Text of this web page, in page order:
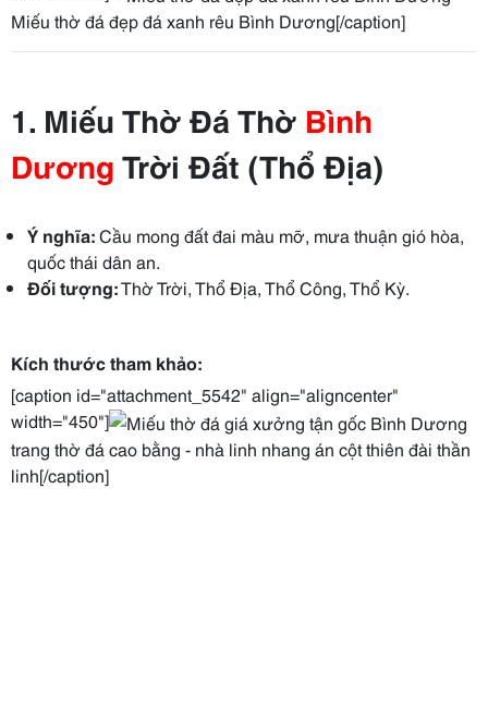
Miếu thờ đá đẹp đá xanh rêu Bình Dương[/caption]
1. Miếu Thờ Đá Thờ Bình
Dương Trời Đất (Thổ Địa)
Ý nghĩa:Cầu mong đất đai màu mỡ, mưa thuận gió hòa,
quốc thái dân an.
Đối tượng:Thờ Trời, Thổ Địa, Thổ Công, Thổ Kỳ.
Kích thước tham khảo:
[caption id="attachment_5542" align="aligncenter"
width="450"]
trang thờ đá cao bằng - nhà linh nhang án cột thiên đài thần
linh[/caption]